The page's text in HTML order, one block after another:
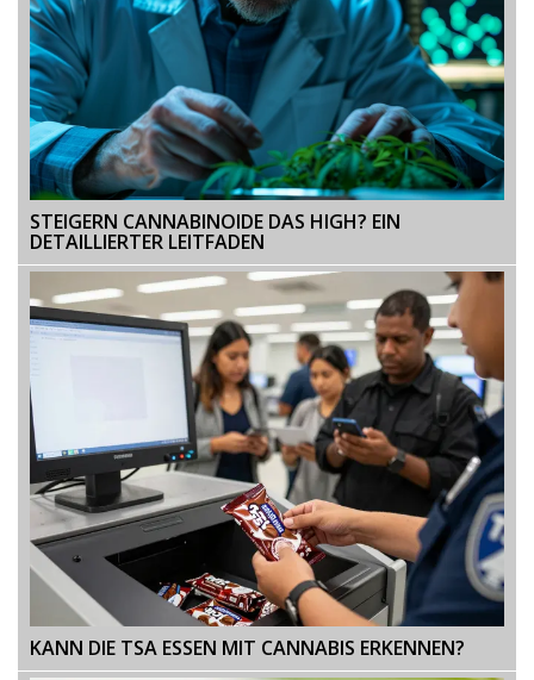
STEIGERN CANNABINOIDE DAS HIGH? EIN
DETAILLIERTER LEITFADEN
KANN DIE TSA ESSEN MIT CANNABIS ERKENNEN?